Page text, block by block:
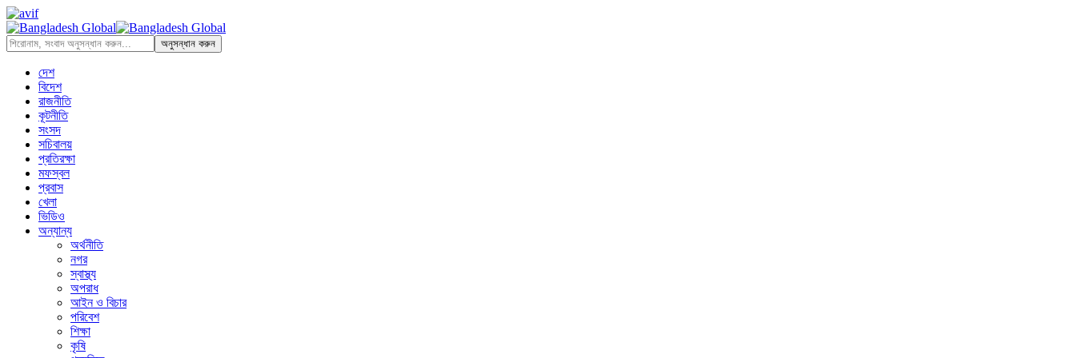
দেশ
বিদেশ
রাজনীতি
কূটনীতি
সংসদ
সচিবালয়
প্রতিরক্ষা
মফস্বল
প্রবাস
খেলা
ভিডিও
অন্যান্য
অর্থনীতি
নগর
স্বাস্থ্য
অপরাধ
আইন ও বিচার
পরিবেশ
শিক্ষা
কৃষি